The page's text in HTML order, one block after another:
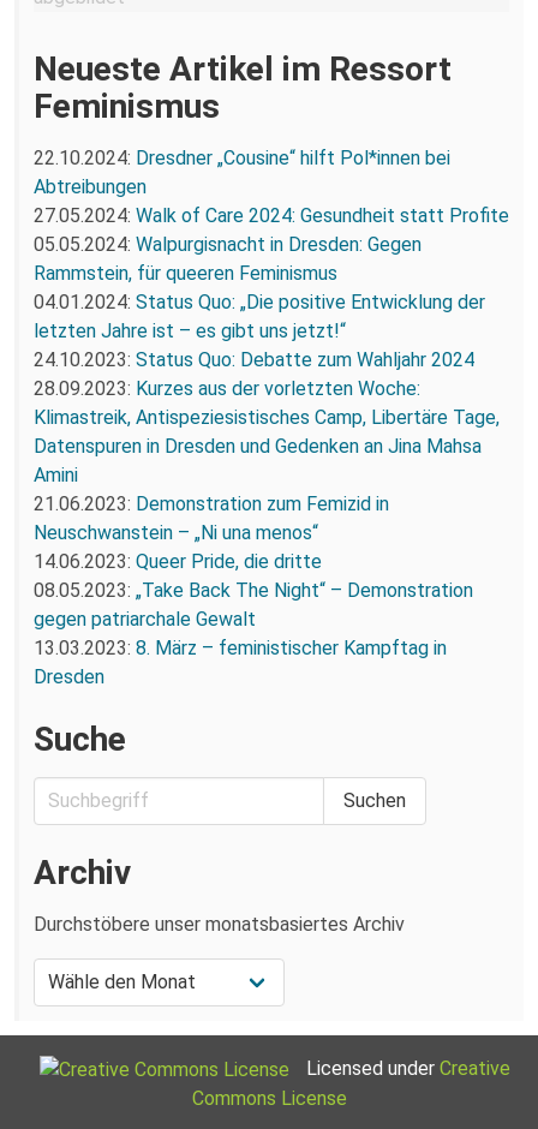
Neueste Artikel im Ressort
Feminismus
22.10.2024: Dresdner „Cousine“ hilft Pol*innen bei
Abtreibungen
27.05.2024: Walk of Care 2024: Gesundheit statt Profite
05.05.2024: Walpurgisnacht in Dresden: Gegen
Rammstein, für queeren Feminismus
04.01.2024: Status Quo: „Die positive Entwicklung der
letzten Jahre ist – es gibt uns jetzt!“
24.10.2023: Status Quo: Debatte zum Wahljahr 2024
28.09.2023: Kurzes aus der vorletzten Woche:
Klimastreik, Antispeziesistisches Camp, Libertäre Tage,
Datenspuren in Dresden und Gedenken an Jina Mahsa
Amini
21.06.2023: Demonstration zum Femizid in
Neuschwanstein – „Ni una menos“
14.06.2023: Queer Pride, die dritte
08.05.2023: „Take Back The Night“ – Demonstration
gegen patriarchale Gewalt
13.03.2023: 8. März – feministischer Kampftag in
Dresden
Suche
Archiv
Durchstöbere unser monatsbasiertes Archiv
Licensed under Creative
Commons License